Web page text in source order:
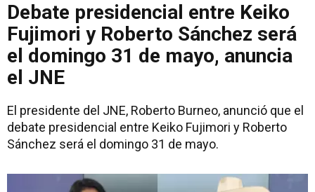
Debate presidencial entre Keiko
Fujimori y Roberto Sánchez será
el domingo 31 de mayo, anuncia
el JNE
El presidente del JNE, Roberto Burneo, anunció que el
debate presidencial entre Keiko Fujimori y Roberto
Sánchez será el domingo 31 de mayo.